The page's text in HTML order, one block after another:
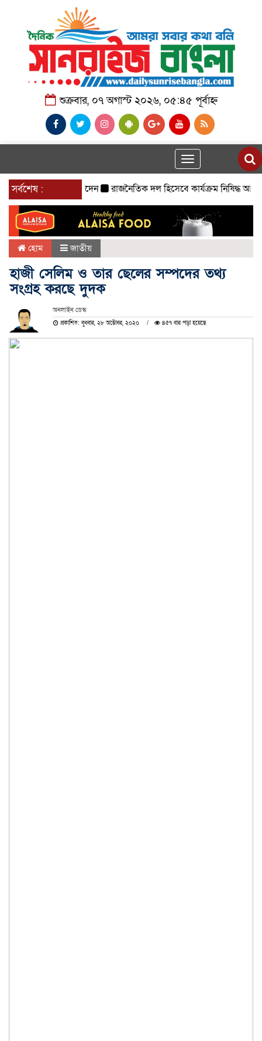
শুক্রবার, ০৭ অগাস্ট ২০২৬, ০৫:৪৫ পূর্বাহ্ন
Toggle
navigation
সর্বশেষ :ঘুষের লেনদেন রাজনৈতিক দল হিসেবে কার্যক্রম নিষিদ্ধ আওয়ামী
হোম জাতীয়
হাজী সেলিম ও তার ছেলের সম্পদের তথ্য
সংগ্রহ করছে দুদক
অনলাইন ডেস্ক
প্রকাশিত: বুধবার, ২৮ অক্টোবর, ২০২০ ৪৫৭ বার পড়া হয়েছে